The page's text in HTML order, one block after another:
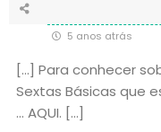
5 anos atrás
[…] Para conhecer
Sextas Básicas que
… AQUI. […]